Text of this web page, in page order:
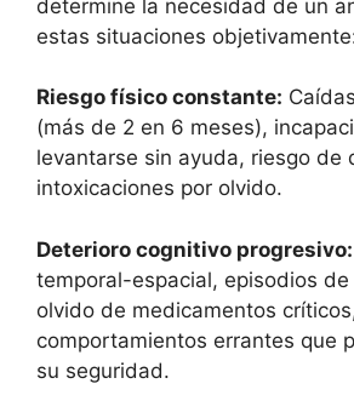
determine la necesidad de un
estas situaciones
Riesgo físico constante:
(más de 2 en 6 meses),
levantarse sin ayuda, riesgo de
intoxicaciones por olvido.
Deterioro cognitivo progresivo:
temporal-espacial, episodios de
olvido de medicamentos
comportamientos errantes que
su seguridad.